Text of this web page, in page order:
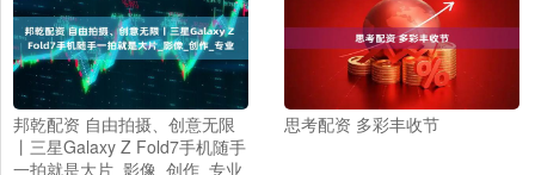
邦乾配资 自由拍摄、创意无限
丨三星Galaxy Z Fold7手机随手
一拍就是大片_影像_创作_专业
思考配资 多彩丰收节